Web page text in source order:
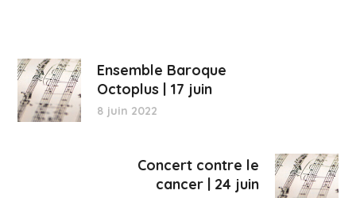
Ensemble Baroque
Octoplus | 17 juin
8 juin 2022
Concert contre le
cancer | 24 juin